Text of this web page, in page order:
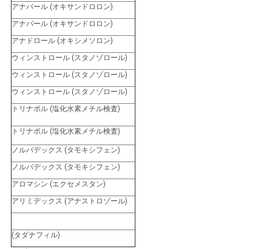
アナバール (オキサンドロロン)
アナバール (オキサンドロロン)
アナドロール (オキシメソロン)
ウィンストロール (スタノゾロール)
ウィンストロール (スタノゾロール)
ウィンストロール (スタノゾロール)
トリナボル (塩化水素メチル検査)
トリナボル (塩化水素メチル検査)
ノルバデックス (タモキシフェン)
ノルバデックス (タモキシフェン)
アロマシン (エクセメスタン)
アリミデックス (アナストロゾール)
(タダナフィル)